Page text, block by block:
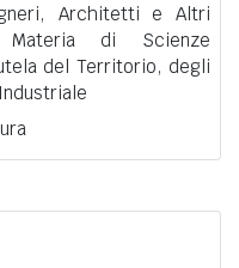
Architetti e Altri
di Scienze
del Territorio, degli